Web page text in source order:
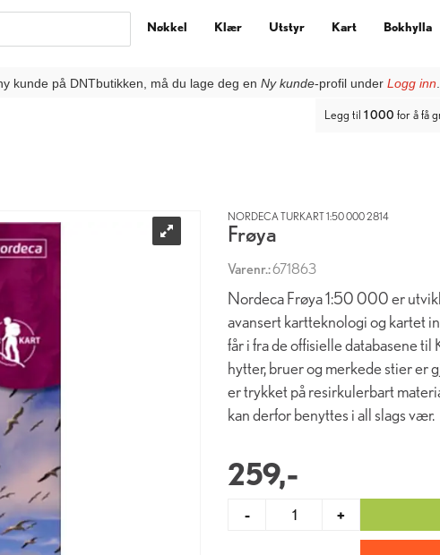
kunde på DNTbutikken, må du lage deg en Ny kunde-profil under Logg inn
Nøkkel Klær Utstyr Kart Bokhylla
Legg til 1 000 for å få
NORDECA TURKART 1:50 000 2814
Frøya
Varenr.:671863
Nordeca Frøya 1:50 000 er
avansert kartteknologi og kartet
får i fra de offisielle databasene
hytter, bruer og merkede stier er
er trykket på resirkulerbart
kan derfor benyttes i all slags vær.
259,-
- +